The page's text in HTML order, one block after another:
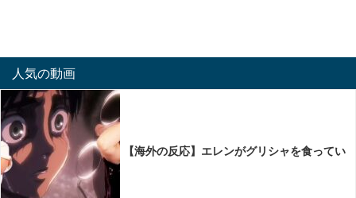
人気の動画
【海外の反応】エレンがグリシャを食ってい